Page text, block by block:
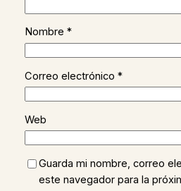
Nombre *
Correo electrónico *
Web
Guarda mi nombre, correo
este navegador para la